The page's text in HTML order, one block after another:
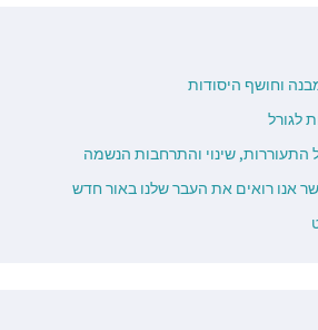
וחושף היסודות
שינוי והתרחבות הנשמה
אנו רואים את העבר שלנו באור חדש